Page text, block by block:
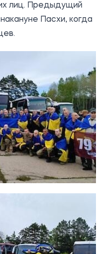
лиц. Предыдущий
Пасхи, когда